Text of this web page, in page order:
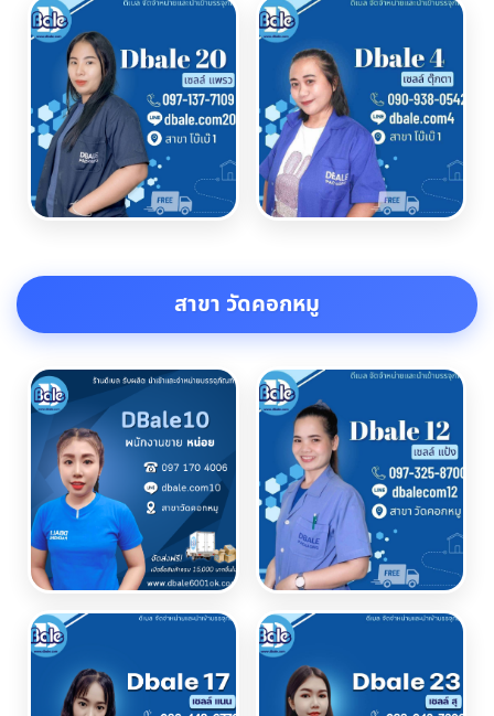
สาขา วัดคอกหมู